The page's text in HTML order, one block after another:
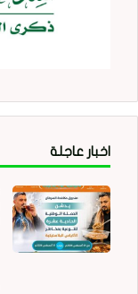
اخبار عاجلة